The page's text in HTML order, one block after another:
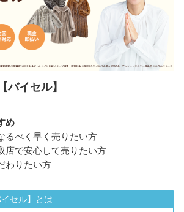
バイセル】
め
るべく早く売りたい方
店で安心して売りたい方
わりたい方
セル】とは